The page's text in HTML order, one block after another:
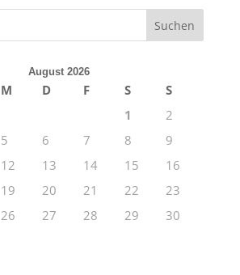
August 2026
M D F S
S
1
2
5 6 7 8
9
12 13 14 15
16
19 20 21 22
23
26 27 28 29
30